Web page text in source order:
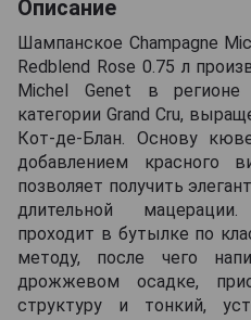
Описание
Шампанское Champagne
Redblend Rose 0.75 л
Michel Genet в
категории Grand Cru,
Кот-де-Блан. Основу
добавлением красного
позволяет получить
длительной
проходит в бутылке по
методу, после чего
дрожжевом осадке,
структуру и тонкий,